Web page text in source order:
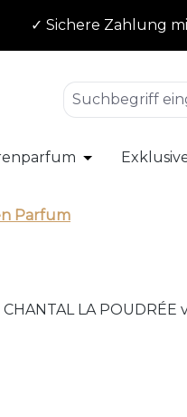
✓ Sichere Zahlung
der Kategorie %
Schließe dasÖffne oder
Parfum